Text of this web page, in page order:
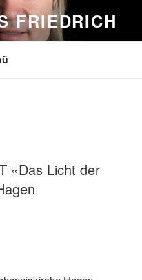
FRIEDRICH
«Das Licht der